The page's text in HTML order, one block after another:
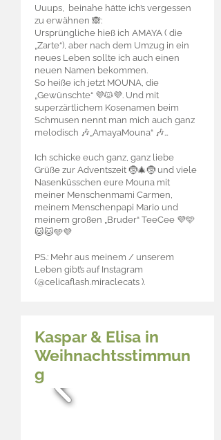
Uuups, beinahe hätte ich’s vergessen
zu erwähnen 🙈:
Ursprüngliche hieß ich AMAYA ( die
„Zarte“), aber nach dem Umzug in ein
neues Leben sollte ich auch einen
neuen Namen bekommen.
So heiße ich jetzt MOUNA, die
„Gewünschte“ 💜🐱💜. Und mit
superzärtlichem Kosenamen beim
Schmusen nennt man mich auch ganz
melodisch 🎶„AmayaMouna“ 🎶…
Ich schicke euch ganz, ganz liebe
Grüße zur Adventszeit 🤶🎄🤶 und viele
Nasenküsschen eure Mouna mit
meiner Menschenmami Carmen,
meinem Menschenpapi Mario und
meinem großen „Bruder“ TeeCee 💜🩵
🐱🐱🩵💜
PS.: Mehr aus meinem / unserem
Leben gibt’s auf Instagram
(@celicaflash.miraclecats ).
Kaspar & Elisa in
Weihnachtsstimmun
g